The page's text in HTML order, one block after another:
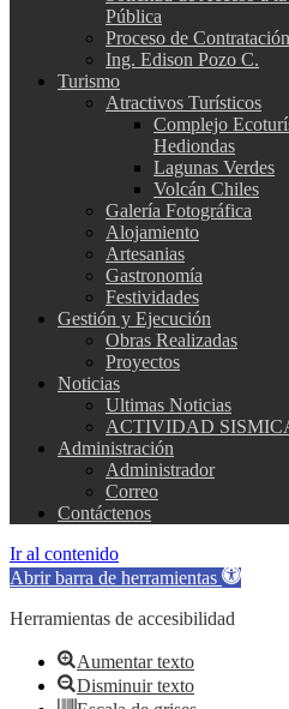
Pública
Proceso de Contratación
Ing. Edison Pozo C.
Turismo
Atractivos Turísticos
Complejo
Hediondas
Lagunas Verdes
Volcán Chiles
Galería Fotográfica
Alojamiento
Artesanias
Gastronomía
Festividades
Gestión y Ejecución
Obras Realizadas
Proyectos
Noticias
Ultimas Noticias
ACTIVIDAD
Administración
Administrador
Correo
Contáctenos
Ir al contenido
Abrir barra de herramientas
Herramientas de accesibilidad
Aumentar texto
Disminuir texto